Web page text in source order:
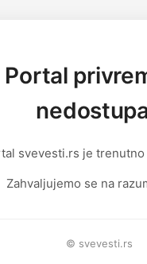
Portal
svevesti.rs je
Zahvaljujemo se na
© svevesti.rs